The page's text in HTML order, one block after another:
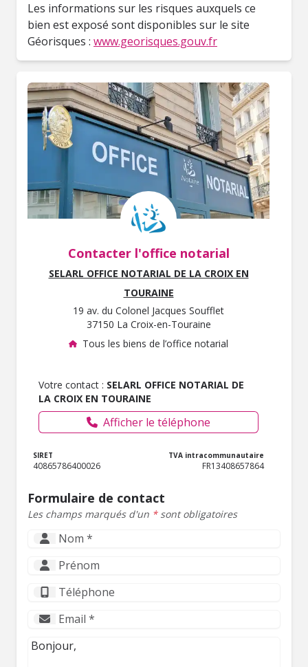
Les informations sur les risques auxquels ce
bien est exposé sont disponibles sur le site
Géorisques : www.georisques.gouv.fr
Contacter l'office notarial
SELARL OFFICE NOTARIAL DE LA CROIX EN
TOURAINE
19 av. du Colonel Jacques Soufflet
37150 La Croix-en-Touraine
Tous les biens de l’office notarial
Votre contact : SELARL OFFICE NOTARIAL DE
LA CROIX EN TOURAINE
Afficher le téléphone
SIRET
40865786400026
TVA intracommunautaire
FR13408657864
Formulaire de contact
Les champs marqués d'un *sont obligatoires